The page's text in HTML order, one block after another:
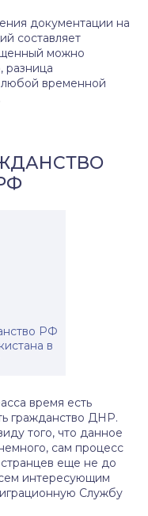
документации на
составляет
можно
разница
любой временной
РФ
в
время есть
гражданство ДНР.
того, что данное
сам процесс
еще не до
интересующим
Службу